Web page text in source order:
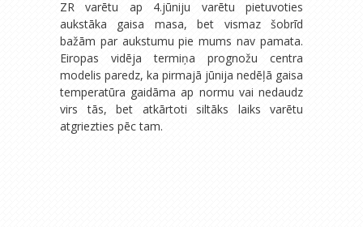
ZR varētu ap 4.jūniju varētu pietuvoties
aukstāka gaisa masa, bet vismaz šobrīd
bažām par aukstumu pie mums nav pamata.
Eiropas vidēja termiņa prognožu centra
modelis paredz, ka pirmajā jūnija nedēļā gaisa
temperatūra gaidāma ap normu vai nedaudz
virs tās, bet atkārtoti siltāks laiks varētu
atgriezties pēc tam.